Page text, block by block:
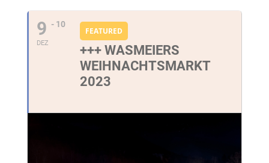
9
DEZ
- 10
FEATURED
+++ WASMEIERS
WEIHNACHTSMARKT
2023